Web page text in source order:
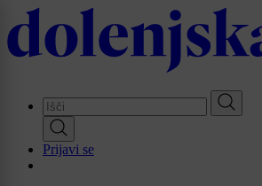
Skip
to
main
Prijavi se